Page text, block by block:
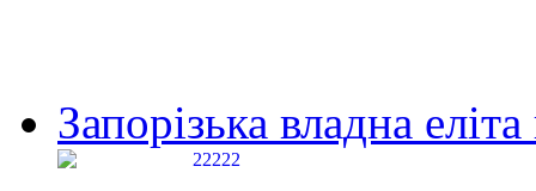
Запорізька владна